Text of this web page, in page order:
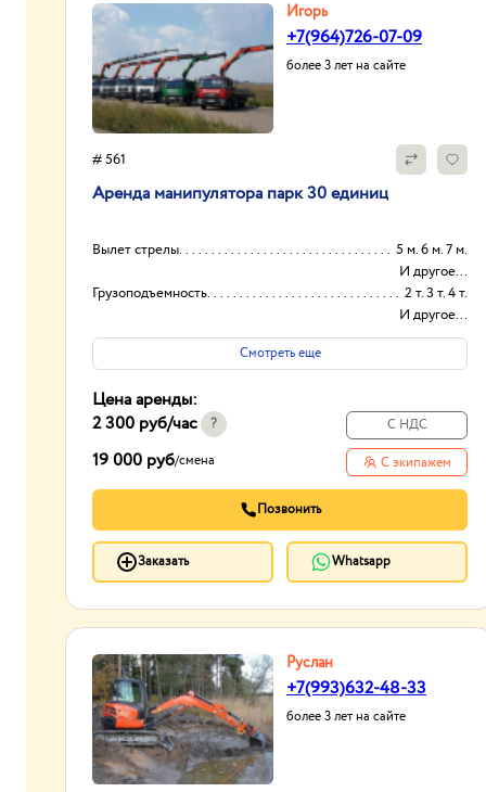
Игорь
+7(964)726-07-09
более 3 лет на сайте
# 561
Аренда манипулятора парк 30 единиц
Вылет стрелы
5 м. 6 м. 7 м.
И другое...
Грузоподъемность
2 т. 3 т. 4 т.
И другое...
Ширина кузова:
2.5 м.
Смотреть еще
Цена аренды:
2 300 руб/час ?
19 000 руб/смена
С НДС
С экипажем
Позвонить
Заказать Whatsapp
Руслан
+7(993)632-48-33
более 3 лет на сайте